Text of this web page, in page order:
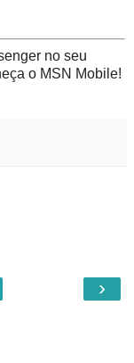
no seu
o MSN Mobile!
›